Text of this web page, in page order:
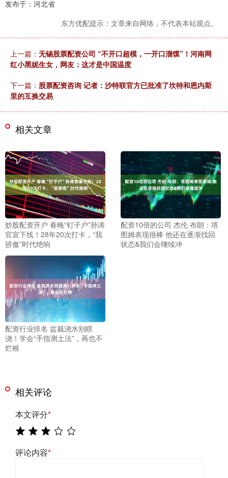
发布于：河北省
东方优配提示：文章来自网络，不代表本站观点。
上一篇： 无锡股票配资公司 “不开口超模，一开口溜馍”！河南网
红小黑妮生女，网友：这才是中国温度
下一篇： 股票配资咨询 记者：沙特联官方已批准了坎特和恩内斯
里的互换交易
相关文章
炒股配资开户 春晚“钉子户”孙涛
官宣下线！28年20次打卡，“我
骄傲”时代绝响
配资10倍的公司 杰伦·布朗：塔
图姆表现很棒 他还在逐渐找回
状态&我们会继续冲
配资行业排名 盆栽浇水别瞎
浇！学会“手指测土法”，再也不
烂根
相关评论
本文评分*
评论内容*